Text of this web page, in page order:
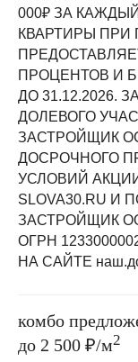
000₽ ЗА
КВАРТИРЫ
ПРОЦЕНТОВ И
ДО 31.12.2026.
ДОЛЕВОГО
ЗАСТРОЙЩИК
ДОСРОЧНОГО
УСЛОВИЙ
SLOVA30.RU И
ЗАСТРОЙЩИК
ОГРН
НА САЙТЕ
комбо
до 2 500 ₽/м2